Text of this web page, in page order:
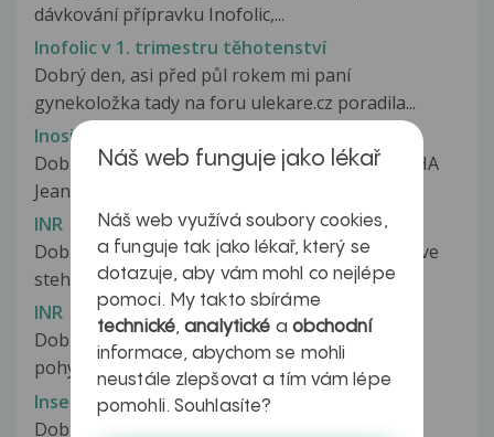
dávkování přípravku Inofolic,...
Inofolic v 1. trimestru těhotenství
Dobrý den, asi před půl rokem mi paní
gynekoložka tady na foru ulekare.cz poradila...
Inositol a antikoncepce
Dobry den, ma nejaky vliv užívání inositolu na HA
Jeanine? Dekuji
INR
Dobrý den, prodělala jsem trombózu v pánvi a ve
stehně. Beru warfarin, fraxiparin...
INR
Dobrý den chtěla bych se zeptat, jestli je INR
pohyblivá složka krve. Protože...
Inseminace
Dobry den,ja i manzel jsme v poradku dle
Náš web funguje jako lékař
Náš web využívá soubory cookies,
a funguje tak jako lékař, který se
dotazuje, aby vám mohl co nejlépe
pomoci. My takto sbíráme
technické,analytické a obchodní
informace, abychom se mohli
neustále zlepšovat a tím vám lépe
pomohli. Souhlasíte?